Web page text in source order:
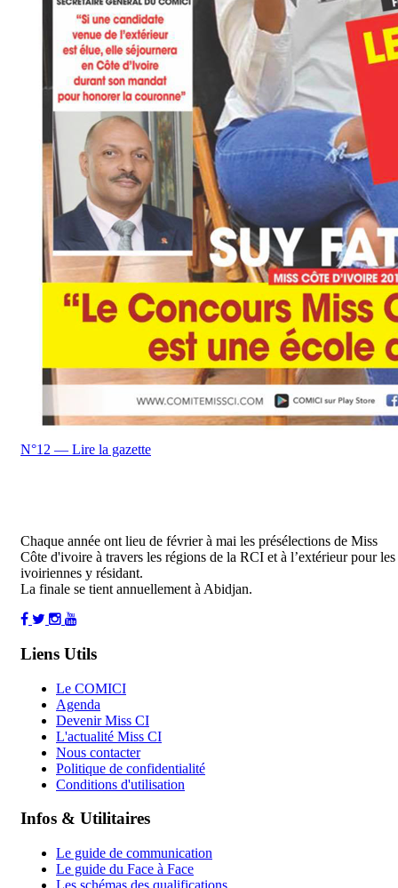
N°12 — Lire la gazette
Chaque année ont lieu de février à mai les présélections de Miss
Côte d'ivoire à travers les régions de la RCI et à l’extérieur pour les
ivoiriennes y résidant.
La finale se tient annuellement à Abidjan.
Liens Utils
Le COMICI
Agenda
Devenir Miss CI
L'actualité Miss CI
Nous contacter
Politique de confidentialité
Conditions d'utilisation
Infos & Utilitaires
Le guide de communication
Le guide du Face à Face
Les schémas des qualifications